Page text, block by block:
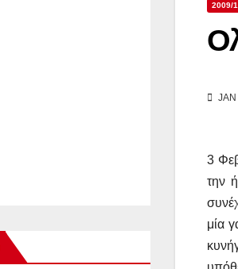
2009/
3
την
μία